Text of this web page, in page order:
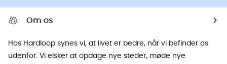
Om os
Hos Hardloop synes vi, at livet er bedre, når vi befinder os
udenfor. Vi elsker at opdage nye steder, møde nye